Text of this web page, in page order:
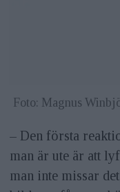
Foto: Magnus
– Den första
man är ute är att
man inte missar